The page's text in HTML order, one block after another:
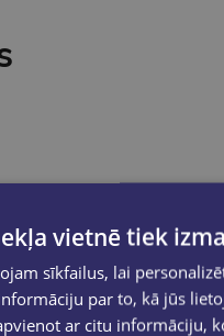
vietnē tiek
sīkfailus, lai
par to, kā jūs
ar citu informāciju,